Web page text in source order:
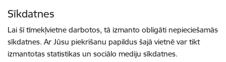
Sīkdatnes
Lai šī tīmekļvietne darbotos, tā izmanto obligāti nepieciešamās
sīkdatnes. Ar Jūsu piekrišanu papildus šajā vietnē var tikt
izmantotas statistikas un sociālo mediju sīkdatnes.